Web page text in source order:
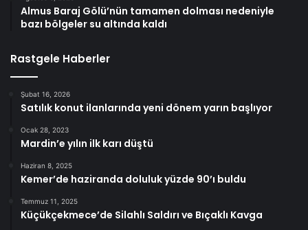
Almus Baraj Gölü’nün tamamen dolması nedeniyle
bazı bölgeler su altında kaldı
Rastgele Haberler
Şubat 16, 2026
Satılık konut ilanlarında yeni dönem yarın başlıyor
Ocak 28, 2023
Mardin’e yılın ilk karı düştü
Haziran 8, 2025
Kemer’de haziranda doluluk yüzde 90’ı buldu
Temmuz 11, 2025
Küçükçekmece’de Silahlı Saldırı ve Bıçaklı Kavga